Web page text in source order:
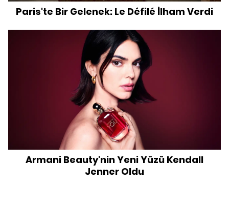
Paris'te Bir Gelenek: Le Défilé İlham Verdi
Armani Beauty'nin Yeni Yüzü Kendall
Jenner Oldu